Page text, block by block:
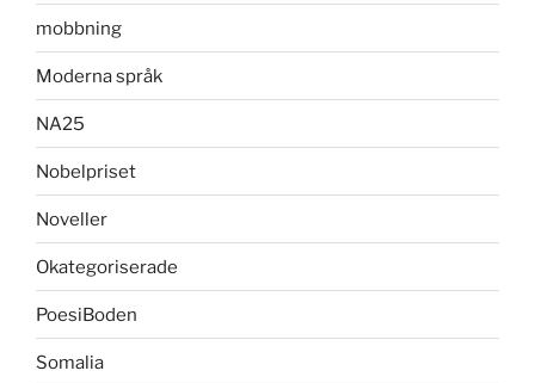
mobbning
Moderna språk
NA25
Nobelpriset
Noveller
Okategoriserade
PoesiBoden
Somalia